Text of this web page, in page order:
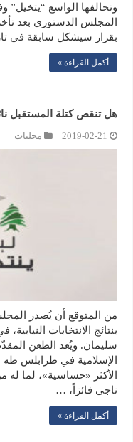
وتحالفها الواسع “يتخيل”
المجلس الدستوري بعد
بقرار سيشكل سابقة في
أكمل القراءة »
هل تنقص كتلة المستقبل
2019-02-21 محليات
من المتوقع أن يُصدر
بنتائج الانتخابات
سليمان. ويُعد الطعن
الإسلامية في طرابلس طه
الأكثر «حساسية»، لما
ناجي فائزاً، …
أكمل القراءة »